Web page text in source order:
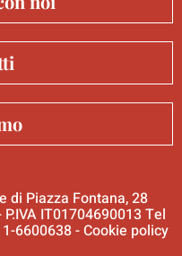
di Piazza Fontana, 28
IT01704690013 Tel
6600638 -Cookie policy